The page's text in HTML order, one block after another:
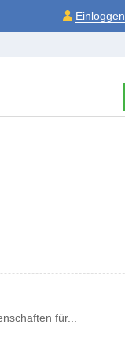
Einloggen
für...